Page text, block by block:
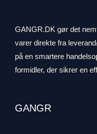
GANGR.DK gør det
varer direkte fra
på en smartere
formidler, der sikrer en
GANGR